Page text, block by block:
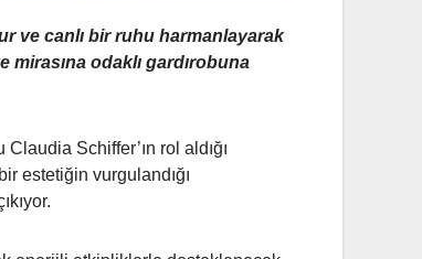
ve canlı bir ruhu harmanlayarak
odaklı gardırobuna
Schiffer’ın rol aldığı
estetiğin vurgulandığı